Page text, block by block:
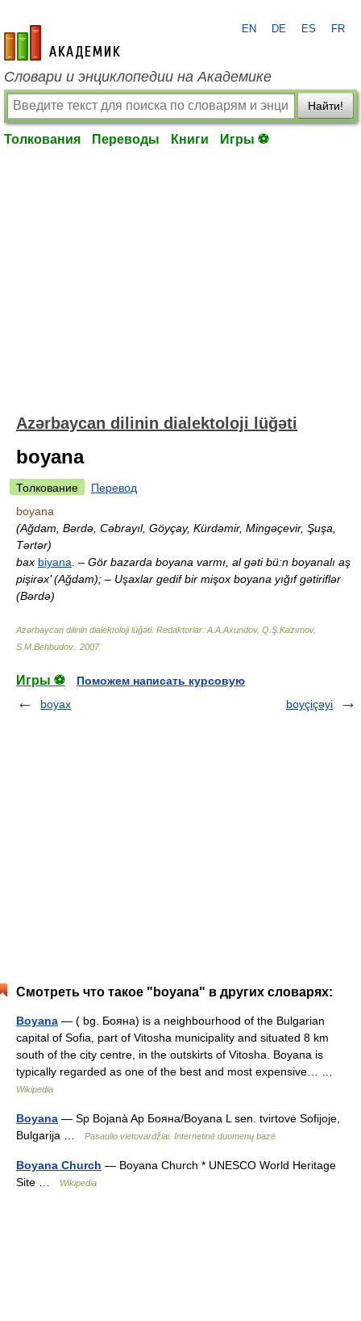
academic.ru
EN DE ES FR
Словари и энциклопедии на Академике
Найти!
Толкования Переводы Книги Игры ⚽
Azərbaycan dilinin dialektoloji lüğəti
boyana
Толкование
Перевод
boyana
(Ağdam, Bərdə, Cəbrayıl, Göyçay, Kürdəmir, Mingəçevir, Şuşa,
Tərtər)
bax biyana – Gör bazarda boyana varmı, al gəti bü:n boyanalı aş
pişirəx’ (Ağdam); – Uşaxlar gedif bir mişox boyana yığıf gətiriflər
(Bərdə)
Azərbaycan dilinin dialektoloji lüğəti. Redaktorlar: A.A.Axundov, Q.Ş.Kazımov,
S.M.Behbudov.
2007.
Игры ⚽
Поможем написать курсовую
boyax
boyçiçəyi
Смотреть что такое "boyana" в других словарях:
Boyana — ( bg. Бояна) is a neighbourhood of the Bulgarian
capital of Sofia, part of Vitosha municipality and situated 8 km
south of the city centre, in the outskirts of Vitosha. Boyana is
typically regarded as one of the best and most expensive… …
Wikipedia
Boyana — Sp Bojanà Ap Бояна/Boyana L sen. tvirtovė Sofijoje,
Bulgarija …
Pasaulio vietovardžiai. Internetinė duomenų bazė
Boyana Church — Boyana Church * UNESCO World Heritage
Site …
Wikipedia